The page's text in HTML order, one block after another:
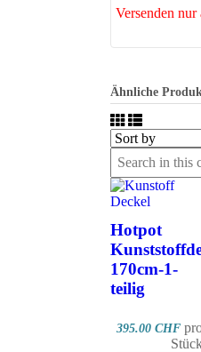
Versenden
Ähnliche
Hotpot
170cm-1-
teilig
395.00 CHF